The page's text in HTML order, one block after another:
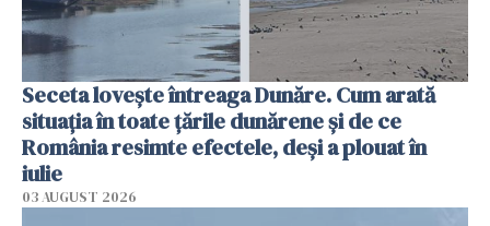
Seceta lovește întreaga Dunăre. Cum arată
situația în toate țările dunărene și de ce
România resimte efectele, deși a plouat în
iulie
03 AUGUST 2026